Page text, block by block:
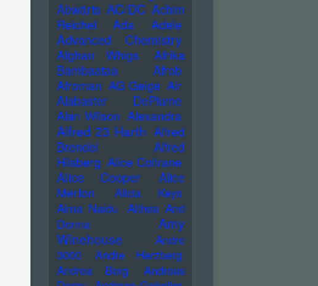
Abwärts AC/DC Achim
Reichel
Ada Adele
Advanced Chemistry
Afghan Whigs
Afrika
Bambaataa
Afrob
Afroman AG Geige Air
Alabaster DePlume
Alan Wilson Alexandra
Alfred 23 Harth Alfred
Brendel
Alfred
Hilsberg Alice Coltrane
Alice Cooper
Alice
Merton
Alicia Keys
Alma Naidu
Althea And
Donna
Amy
Winehouse
Andre
3000
Andre Herzberg
Andrea Berg
Andreas